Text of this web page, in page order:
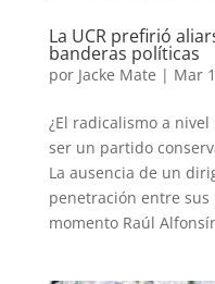
La UCR prefirió
banderas políticas
por Jacke Mate | Mar
¿El radicalismo a nivel
ser un partido
La ausencia de un
penetración entre
momento Raúl